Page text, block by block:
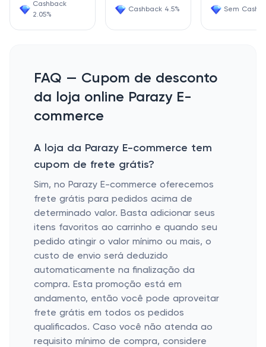
Cashback
2.05%
Cashback 4.5% Sem
FAQ — Cupom de desconto
da loja online Parazy E-
commerce
A loja da Parazy E-commerce tem
cupom de frete grátis?
Sim, no Parazy E-commerce oferecemos
frete grátis para pedidos acima de
determinado valor. Basta adicionar seus
itens favoritos ao carrinho e quando seu
pedido atingir o valor mínimo ou mais, o
custo de envio será deduzido
automaticamente na finalização da
compra. Esta promoção está em
andamento, então você pode aproveitar
frete grátis em todos os pedidos
qualificados. Caso você não atenda ao
requisito mínimo de compra, considere